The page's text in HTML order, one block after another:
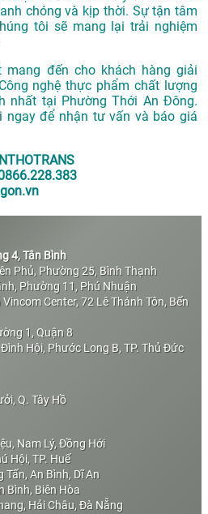
chóng và kịp thời. Sự tận tâm
tôi sẽ mang lại trải nghiệm
mang đến cho khách hàng giải
nghệ thực phẩm chất lượng
nhất tại Phường Thới An Đông.
ngay để nhận tư vấn và báo giá
4, Tân Bình
Phủ, Phường 25, Bình Thạnh
Phường 11, Phú Nhuận
Center, 72 Lê Thánh Tôn, Bến
1, Quận 8
Hội, Phước Long B, TP. Thủ Đức
Q. Tây Hồ
Nam Lý, Đồng Hới
Hội, TP. Huế
Tấn, An Bình, Dĩ An
Bình, Biên Hòa
Hải Châu, Đà Nẵng